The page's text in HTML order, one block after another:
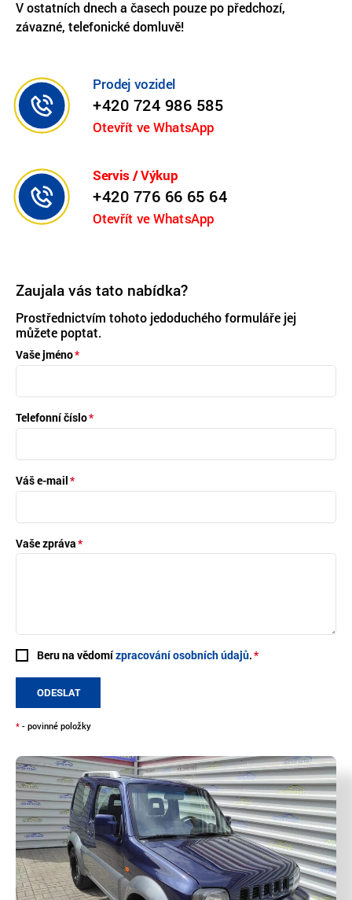
V ostatních dnech a časech pouze po předchozí,
závazné, telefonické domluvě!
Prodej vozidel
+420 724 986 585
Otevřít ve WhatsApp
Servis / Výkup
+420 776 66 65 64
Otevřít ve WhatsApp
Zaujala vás tato nabídka?
Prostřednictvím tohoto jedoduchého formuláře jej
můžete poptat.
Vaše jméno
Telefonní číslo
Váš e-mail
Vaše zpráva
Beru na vědomízpracování osobních údajů.
ODESLAT
* - povinné položky